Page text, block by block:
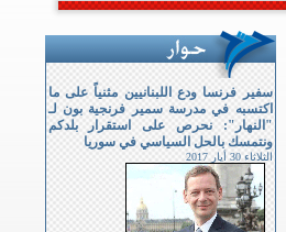
سفير فرنسا ودع اللبنانيين مثنياً على ما
اكتسبه في مدرسة سمير فرنجية بون لـ
"النهار": نحرص على استقرار بلدكم
ونتمسك بالحل السياسي في سوريا
الثلاثاء 30 أيار 2017